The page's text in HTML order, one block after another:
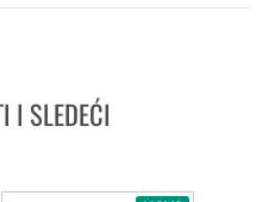
I SLEDEĆI